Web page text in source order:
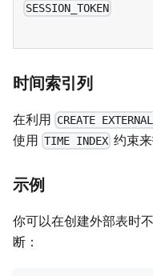
SESSION_TOKEN
时间索引列
在利用 CREATE
使用 TIME INDEX 约束
示例
你可以在创建外部表时
断：